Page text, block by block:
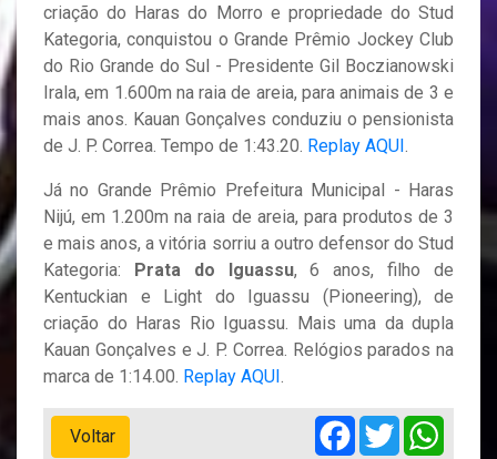
criação do Haras do Morro e propriedade do Stud
Kategoria, conquistou o Grande Prêmio Jockey Club
do Rio Grande do Sul - Presidente Gil Boczianowski
Irala, em 1.600m na raia de areia, para animais de 3 e
mais anos. Kauan Gonçalves conduziu o pensionista
de J. P. Correa. Tempo de 1:43.20. Replay AQUI.
Já no Grande Prêmio Prefeitura Municipal - Haras
Nijú, em 1.200m na raia de areia, para produtos de 3
e mais anos, a vitória sorriu a outro defensor do Stud
Kategoria: Prata do Iguassu, 6 anos, filho de
Kentuckian e Light do Iguassu (Pioneering), de
criação do Haras Rio Iguassu. Mais uma da dupla
Kauan Gonçalves e J. P. Correa. Relógios parados na
marca de 1:14.00. Replay AQUI.
Voltar
Facebook
Twitter